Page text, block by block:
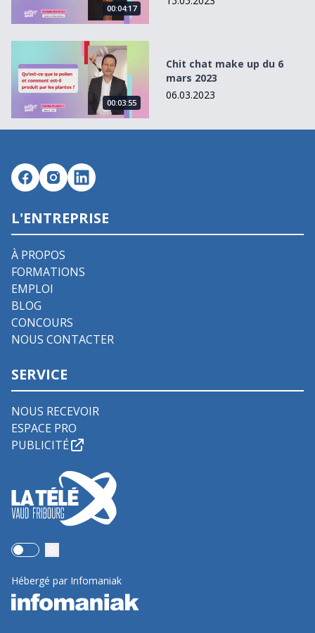
00:04:17
Chit chat make up du 6 mars 2023
00:03:55
Chit chat make up du 6
mars 2023
06.03.2023
L'ENTREPRISE
À PROPOS
FORMATIONS
EMPLOI
BLOG
CONCOURS
NOUS CONTACTER
SERVICE
NOUS RECEVOIR
ESPACE PRO
PUBLICITÉ
Use setting
Hébergé par Infomaniak